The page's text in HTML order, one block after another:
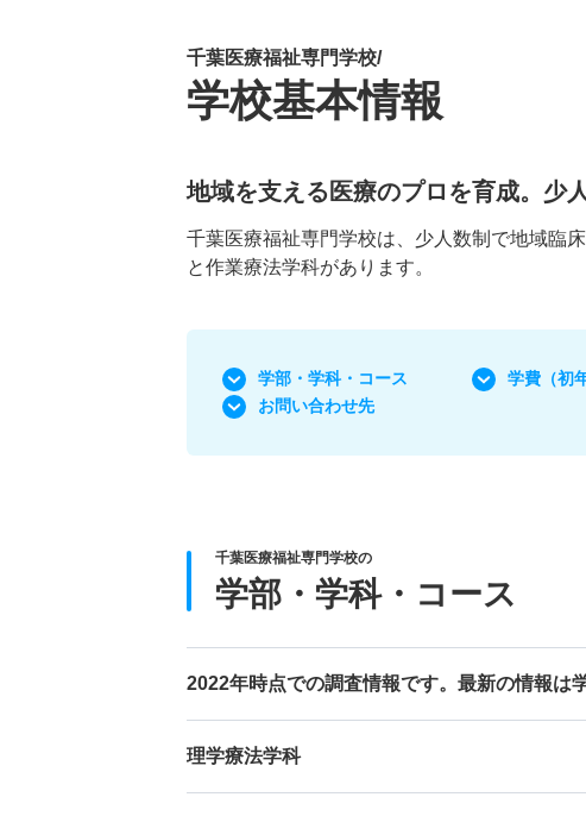
千葉医療福祉専門学校/
学校基本情報
地域を支える医療のプロを育成。少
千葉医療福祉専門学校は、少人数制で地域臨
と作業療法学科があります。
学部・学科 ・コース 学費 （初
お問い合わせ先
千葉医療福祉専門学校の
学部・学科・コース
2022年時点での調査情報です。最新の情報は
理学療法学科